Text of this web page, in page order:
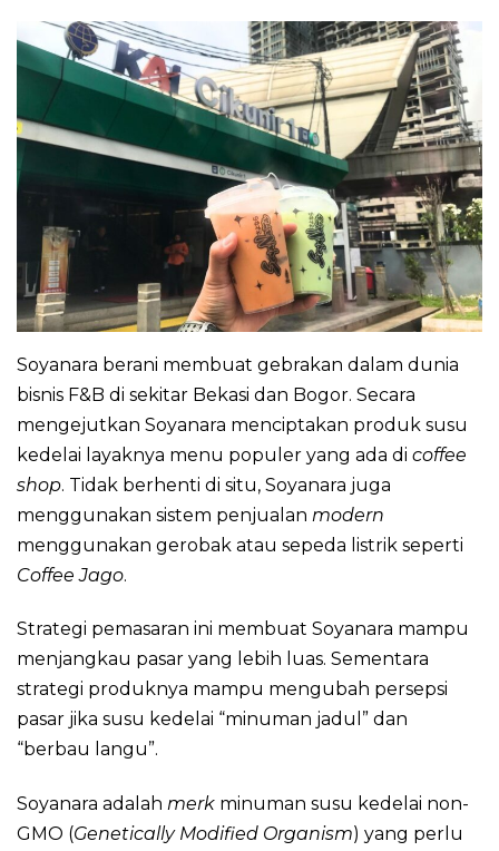
Kedelai
Soyanara
Ini
Pasti
Bikin
Soyanara berani membuat gebrakan dalam dunia
bisnis F&B di sekitar Bekasi dan Bogor. Secara
mengejutkan Soyanara menciptakan produk susu
kedelai layaknya menu populer yang ada di coffee
shop. Tidak berhenti di situ, Soyanara juga
menggunakan sistem penjualan modern
menggunakan gerobak atau sepeda listrik seperti
Coffee Jago.
Strategi pemasaran ini membuat Soyanara mampu
menjangkau pasar yang lebih luas. Sementara
strategi produknya mampu mengubah persepsi
pasar jika susu kedelai “minuman jadul” dan
“berbau langu”.
Soyanara adalah merk minuman susu kedelai non-
GMO (Genetically Modified Organism) yang perlu